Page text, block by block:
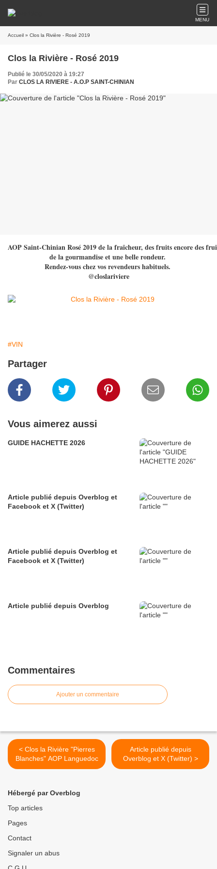
MENU
Accueil » Clos la Rivière - Rosé 2019
Clos la Rivière - Rosé 2019
Publié le 30/05/2020 à 19:27
Par CLOS LA RIVIERE - A.O.P SAINT-CHINIAN
AOP Saint-Chinian Rosé 2019 de la fraîcheur, des fruits encore des
de la gourmandise et une belle rondeur.
Rendez-vous chez vos revendeurs habituels.
@closlariviere
#VIN
Partager
Vous aimerez aussi
GUIDE HACHETTE 2026
Article publié depuis Overblog et
Facebook et X (Twitter)
Article publié depuis Overblog et
Facebook et X (Twitter)
Article publié depuis Overblog
Commentaires
Ajouter un commentaire
< Clos la Rivière "Pierres
Blanches" AOP Languedoc
Article publié depuis
Overblog et X (Twitter) >
Hébergé par Overblog
Top articles
Pages
Contact
Signaler un abus